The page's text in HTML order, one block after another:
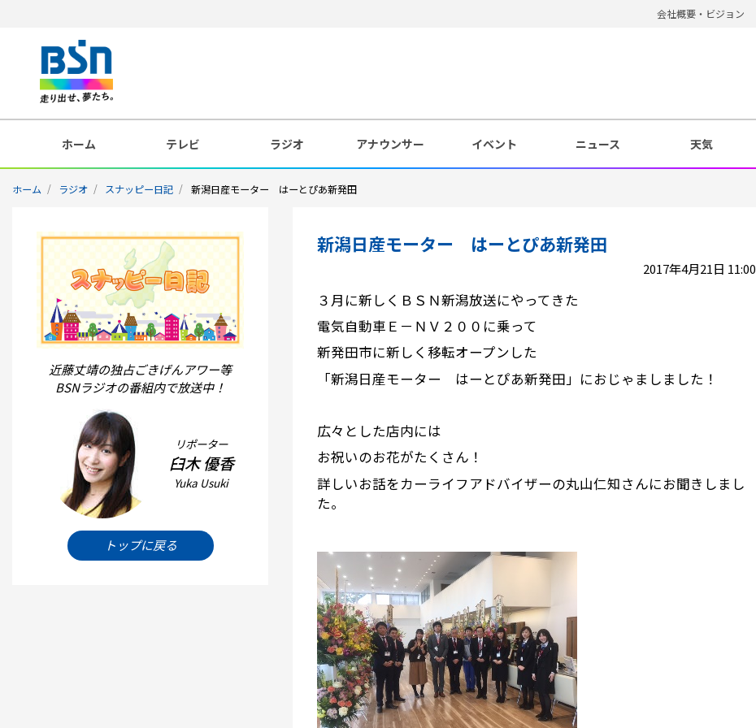
会社概要・ビジョン
ホーム テレビ ラジオ アナウンサー イベント ニュース 天気
ホーム ラジオ スナッピー日記 新潟日産モーター はーとぴあ新発田
近藤丈靖の独占ごきげんアワー等
BSNラジオの番組内で放送中！
リポーター
臼木 優香
Yuka Usuki
トップに戻る
新潟日産モーター はーとぴあ新発田
2017年4月21日 11:00
３月に新しくＢＳＮ新潟放送にやってきた
電気自動車Ｅ－ＮＶ２００に乗って
新発田市に新しく移転オープンした
「新潟日産モーター はーとぴあ新発田 」におじゃましました！
広々とした店内には
お祝いのお花がたくさん！
詳しいお話をカーライフアドバイザーの丸山仁知さんにお聞きしまし
た。